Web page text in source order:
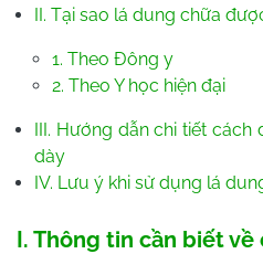
II. Tại sao lá dung chữa
1. Theo Đông y
2. Theo Y học hiện đại
III. Hướng dẫn chi tiết
dày
IV. Lưu ý khi sử dụng lá
I. Thông tin cần biết về